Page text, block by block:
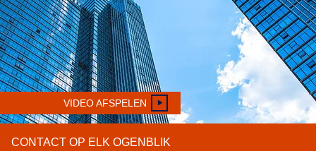
VIDEO AFSPELEN
CONTACT OP ELK OGENBLIK